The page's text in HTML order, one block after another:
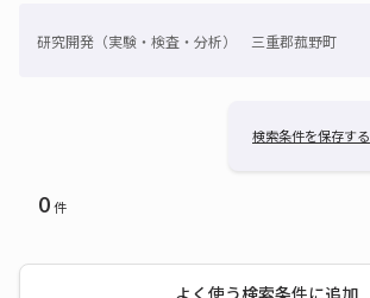
研究開発（実験・検査・分析） 三重郡菰野町
検索条件を保存する
0件
よく使う検索条件に追加